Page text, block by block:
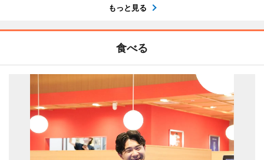
もっと見る
食べる